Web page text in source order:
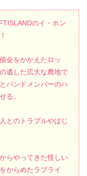
のイ・ホン
金をかかえたロッ
遺した広大な農地で
バンドメンバーのハ
る。
とのトラブルやはじ
らやってきた怪しい
からめたラブライ